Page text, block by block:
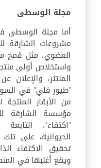
مجلة الوسطى
مشروعات الشارقة
العضوي، مثل قمح
واستخلاص أولى
المنتثر،
"طيور فلي" في
من الأبقار
مؤسسة الشارقة
"اكتفاء"، التابعة
الحيوانية، على
تحقيق الاكتفاء
ويقع أغلبها في